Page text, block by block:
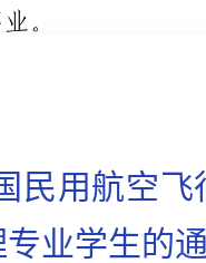
民用航空
业学生的